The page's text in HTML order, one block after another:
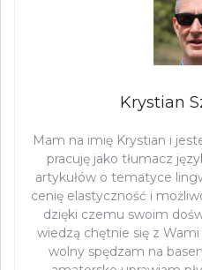
Krystian
Mam na imię Krystian i
pracuję jako tłumacz
artykułów o tematyce
cenię elastyczność i
dzięki czemu swoim
wiedzą chętnie się z
wolny spędzam na